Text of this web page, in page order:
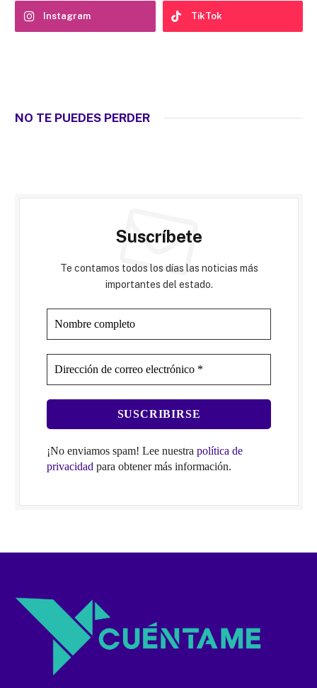
Instagram TikTok
NO TE PUEDES PERDER
Suscríbete
Te contamos todos los días las noticias más
importantes del estado.
¡No enviamos spam! Lee nuestra política de
privacidad para obtener más información.